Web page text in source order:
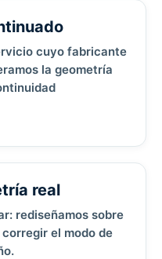
cuyo fabricante
la geometría
real
rediseñamos sobre
el modo de